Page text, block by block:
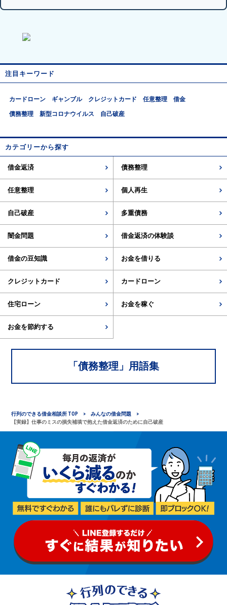
注目キーワード
カードローン ギャンブル クレジットカード 任意整理 借金
債務整理 新型コロナウイルス 自己破産
カテゴリーから探す
借金返済 債務整理
任意整理 個人再生
自己破産 多重債務
闇金問題 借金返済の体験談
借金の豆知識 お金を借りる
クレジットカード カードローン
住宅ローン お金を稼ぐ
お金を節約する
「債務整理 」用語集
行列のできる借金相談所 TOP
みんなの借金問題
【実録】仕事のミスの損失補填で抱えた借金返済のために自己破産